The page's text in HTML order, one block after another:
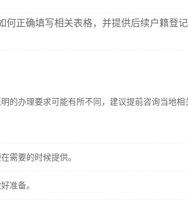
何正确填写相关表格，并提供后续户籍登记
的办理要求可能有所不同，建议提前咨询当地
需要的时候提供。
准备。